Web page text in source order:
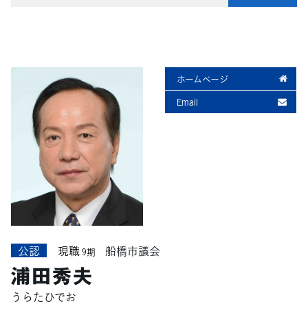
ホームページ
Email
公認 現職9期 船橋市議会
浦田秀夫
うらたひでお